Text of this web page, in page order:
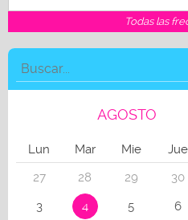
Todas las
Lun Mar Mie Jue
27
28 29 30
3
4 5 6